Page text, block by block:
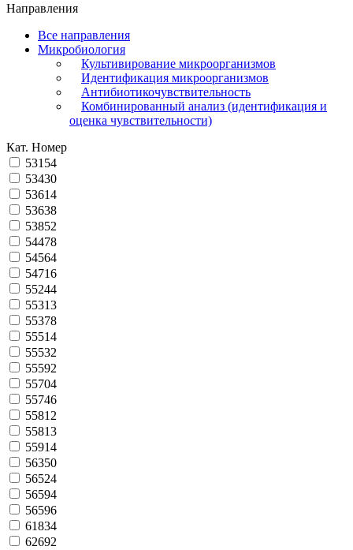
Направления
Все направления
Микробиология
Культивирование микроорганизмов
Идентификация микроорганизмов
Антибиотикочувствительность
Комбинированный анализ (идентификация и
оценка чувствительности)
Кат. Номер
53154
53430
53614
53638
53852
54478
54564
54716
55244
55313
55378
55514
55532
55592
55704
55746
55812
55813
55914
56350
56524
56594
56596
61834
62692